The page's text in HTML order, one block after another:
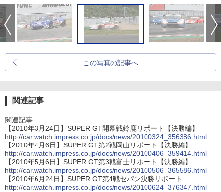
この写真の記事へ
関連記事
関連記事
【2010年3月24日】SUPER GT開幕戦鈴鹿リポート【決勝編】
http://car.watch.impress.co.jp/docs/news/20100324_356386.html
【2010年4月6日】SUPER GT第2戦岡山リポート【決勝編】
http://car.watch.impress.co.jp/docs/news/20100406_359414.html
【2010年5月6日】SUPER GT第3戦富士リポート【決勝編】
http://car.watch.impress.co.jp/docs/news/20100506_365586.html
【2010年6月24日】SUPER GT第4戦セパン決勝リポート
http://car.watch.impress.co.jp/docs/news/20100624_376347.html